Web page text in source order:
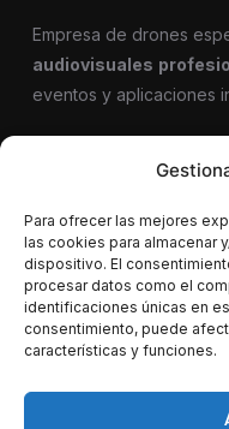
Para ofrecer las mejores
las cookies para almacenar
dispositivo. El
procesar datos como el
identificaciones únicas en
consentimiento, puede
características y funciones.
Empresa de drones
audiovisuales
eventos y aplicaciones
CONTACTO
622 290 586
info@dronealmeria.es
Política de